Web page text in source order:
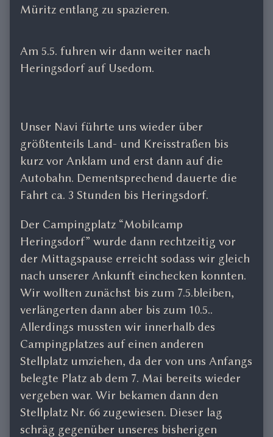
Müritz entlang zu spazieren.
Am 5.5. fuhren wir dann weiter nach
Heringsdorf auf Usedom.
Unser Navi führte uns wieder über
größtenteils Land- und Kreisstraßen bis
kurz vor Anklam und erst dann auf die
Autobahn. Dementsprechend dauerte die
Fahrt ca. 3 Stunden bis Heringsdorf.
Der Campingplatz “Mobilcamp
Heringsdorf” wurde dann rechtzeitig vor
der Mittagspause erreicht sodass wir gleich
nach unserer Ankunft einchecken konnten.
Wir wollten zunächst bis zum 7.5.bleiben,
verlängerten dann aber bis zum 10.5..
Allerdings mussten wir innerhalb des
Campingplatzes auf einen anderen
Stellplatz umziehen, da der von uns Anfangs
belegte Platz ab dem 7. Mai bereits wieder
vergeben war. Wir bekamen dann den
Stellplatz Nr. 66 zugewiesen. Dieser lag
schräg gegenüber unseres bisherigen